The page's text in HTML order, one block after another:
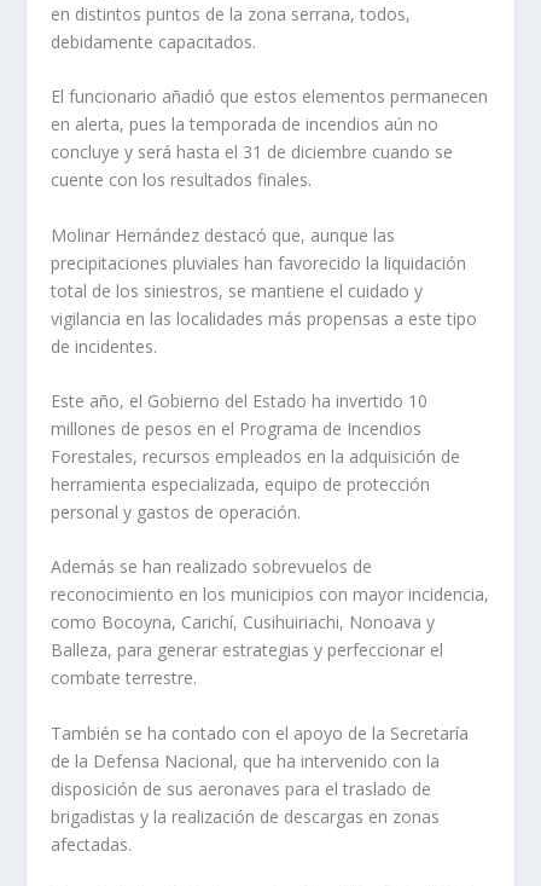
en distintos puntos de la zona serrana, todos,
debidamente capacitados.
El funcionario añadió que estos elementos permanecen
en alerta, pues la temporada de incendios aún no
concluye y será hasta el 31 de diciembre cuando se
cuente con los resultados finales.
Molinar Hernández destacó que, aunque las
precipitaciones pluviales han favorecido la liquidación
total de los siniestros, se mantiene el cuidado y
vigilancia en las localidades más propensas a este tipo
de incidentes.
Este año, el Gobierno del Estado ha invertido 10
millones de pesos en el Programa de Incendios
Forestales, recursos empleados en la adquisición de
herramienta especializada, equipo de protección
personal y gastos de operación.
Además se han realizado sobrevuelos de
reconocimiento en los municipios con mayor incidencia,
como Bocoyna, Carichí, Cusihuiriachi, Nonoava y
Balleza, para generar estrategias y perfeccionar el
combate terrestre.
También se ha contado con el apoyo de la Secretaría
de la Defensa Nacional, que ha intervenido con la
disposición de sus aeronaves para el traslado de
brigadistas y la realización de descargas en zonas
afectadas.